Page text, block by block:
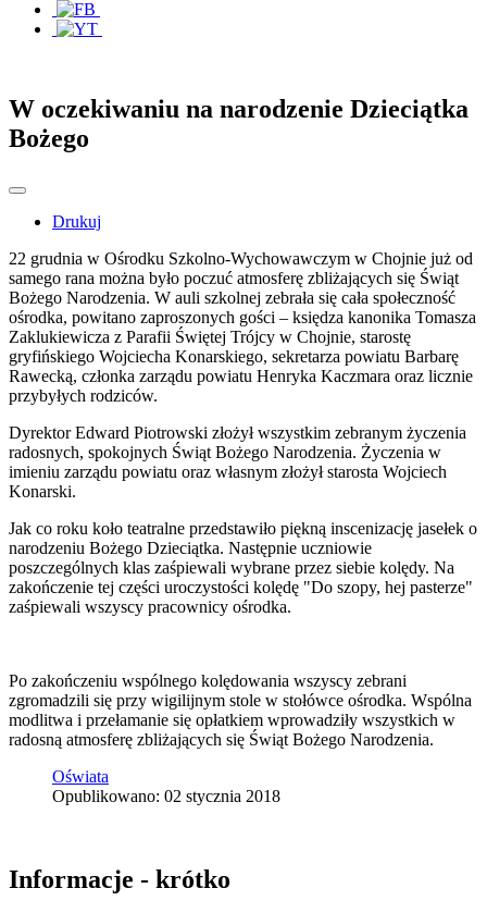
W oczekiwaniu na narodzenie Dzieciątka
Bożego
Drukuj
22 grudnia w Ośrodku Szkolno-Wychowawczym w Chojnie już od
samego rana można było poczuć atmosferę zbliżających się Świąt
Bożego Narodzenia. W auli szkolnej zebrała się cała społeczność
ośrodka, powitano zaproszonych gości – księdza kanonika Tomasza
Zaklukiewicza z Parafii Świętej Trójcy w Chojnie, starostę
gryfińskiego Wojciecha Konarskiego, sekretarza powiatu Barbarę
Rawecką, członka zarządu powiatu Henryka Kaczmara oraz licznie
przybyłych rodziców.
Dyrektor Edward Piotrowski złożył wszystkim zebranym życzenia
radosnych, spokojnych Świąt Bożego Narodzenia. Życzenia w
imieniu zarządu powiatu oraz własnym złożył starosta Wojciech
Konarski.
Jak co roku koło teatralne przedstawiło piękną inscenizację jasełek o
narodzeniu Bożego Dzieciątka. Następnie uczniowie
poszczególnych klas zaśpiewali wybrane przez siebie kolędy. Na
zakończenie tej części uroczystości kolędę "Do szopy, hej pasterze"
zaśpiewali wszyscy pracownicy ośrodka.
Po zakończeniu wspólnego kolędowania wszyscy zebrani
zgromadzili się przy wigilijnym stole w stołówce ośrodka. Wspólna
modlitwa i przełamanie się opłatkiem wprowadziły wszystkich w
radosną atmosferę zbliżających się Świąt Bożego Narodzenia.
Oświata
Opublikowano: 02 stycznia 2018
Informacje - krótko